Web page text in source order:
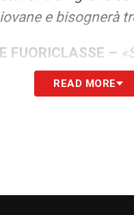
e bisognerà
FUORICLASSE –
che vanno
tutti
READ MORE